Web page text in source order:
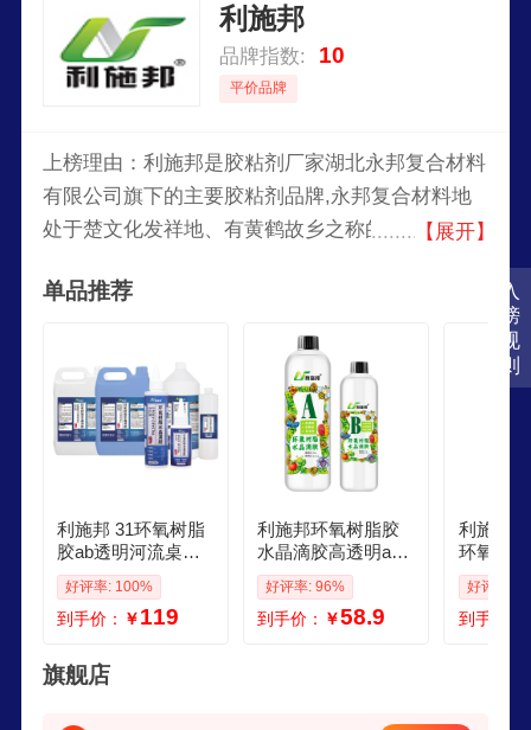
入
榜
规
则
利施邦
品牌指数: 10
平价品牌
上榜理由：利施邦是胶粘剂厂家湖北永邦复合材料
有限公司旗下的主要胶粘剂品牌,永邦复合材料地
处于楚文化发祥地、有黄鹤故乡之称的武汉市,是
司。
【展开】
单品推荐
利施邦 31环氧树脂
胶ab透明河流桌工
艺品树脂胶水diy手
工标本水晶滴胶
好评率: 100%
到手价： ￥119
利施邦环氧树脂胶
水晶滴胶高透明ab
胶diy手工标本网红
河流桌模具手工胶
萌新套装600g6瓶闪
好评率: 96%
到手价： ￥58.9
利施邦
环氧树
y烟灰缸
清宝石
水晶滴
好评率:
到手价：
旗舰店